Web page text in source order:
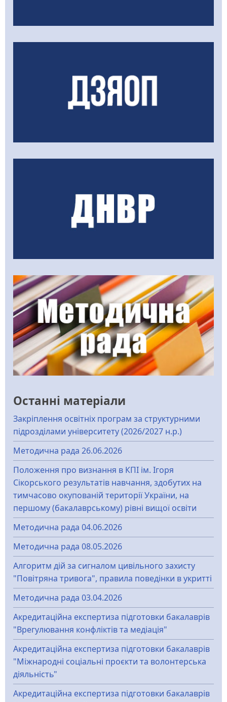
Останні матеріали
Закріплення освітніх програм за структурними
підрозділами університету (2026/2027 н.р.)
Методична рада 26.06.2026
Положення про визнання в КПІ ім. Ігоря
Сікорського результатів навчання, здобутих на
тимчасово окупованій території України, на
першому (бакалаврському) рівні вищої освіти
Методична рада 04.06.2026
Методична рада 08.05.2026
Алгоритм дій за сигналом цивільного захисту
"Повітряна тривога", правила поведінки в укритті
Методична рада 03.04.2026
Акредитаційна експертиза підготовки бакалаврів
"Врегулювання конфліктів та медіація"
Акредитаційна експертиза підготовки бакалаврів
"Міжнародні соціальні проєкти та волонтерська
діяльність"
Акредитаційна експертиза підготовки бакалаврів